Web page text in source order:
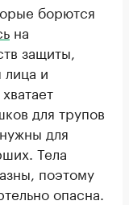
борются
на
защиты,
лица и
для трупов
для
Тела
поэтому
опасна.